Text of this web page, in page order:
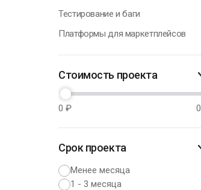
Тестирование и баги
Платформы для маркетплейсов
Стоимость проекта
0 ₽ 0
Срок проекта
Менее месяца
1 - 3 месяца